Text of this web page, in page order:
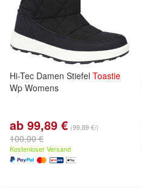
Hi-Tec Damen Stiefel Toastie
Wp Womens
ab 99,89 € (99,89 €/)
100,00 €
Kostenloser Versand